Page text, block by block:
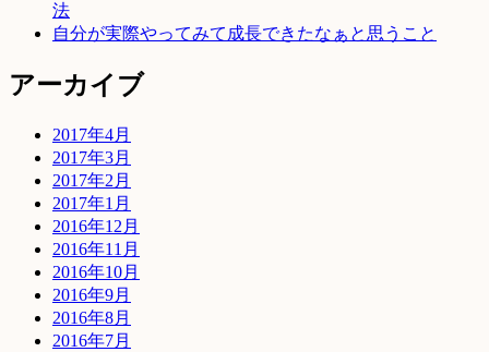
法
自分が実際やってみて成長できたなぁと思うこと
アーカイブ
2017年4月
2017年3月
2017年2月
2017年1月
2016年12月
2016年11月
2016年10月
2016年9月
2016年8月
2016年7月